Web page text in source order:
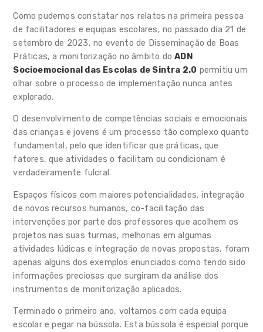
Como pudemos constatar nos relatos na primeira pessoa
de facilitadores e equipas escolares, no passado dia 21 de
setembro de 2023, no evento de Disseminação de Boas
Práticas, a monitorização no âmbito doADN
Socioemocional das Escolas de Sintra 2.0 permitiu um
olhar sobre o processo de implementação nunca antes
explorado.
O desenvolvimento de competências sociais e emocionais
das crianças e jovens é um processo tão complexo quanto
fundamental, pelo que identificar que práticas, que
fatores, que atividades o facilitam ou condicionam é
verdadeiramente fulcral.
Espaços físicos com maiores potencialidades, integração
de novos recursos humanos, co-facilitação das
intervenções por parte dos professores que acolhem os
projetos nas suas turmas, melhorias em algumas
atividades lúdicas e integração de novas propostas, foram
apenas alguns dos exemplos enunciados como tendo sido
informações preciosas que surgiram da análise dos
instrumentos de monitorização aplicados.
Terminado o primeiro ano, voltamos com cada equipa
escolar e pegar na bússola. Esta bússola é especial porque